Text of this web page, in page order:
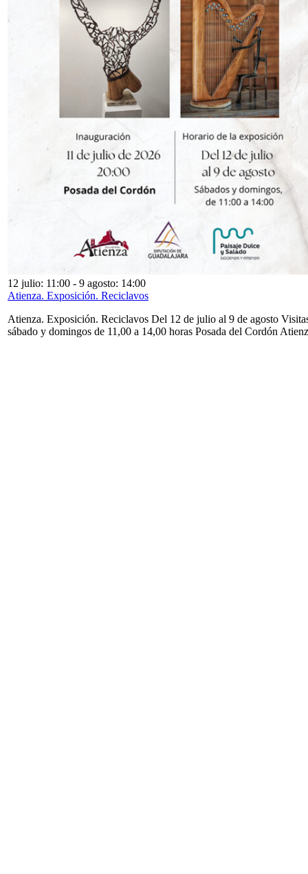
12 julio: 11:00 - 9 agosto: 14:00
Atienza. Exposición. Reciclavos
Atienza. Exposición. Reciclavos Del 12 de julio al 9 de agosto
sábado y domingos de 11,00 a 14,00 horas Posada del Cordón